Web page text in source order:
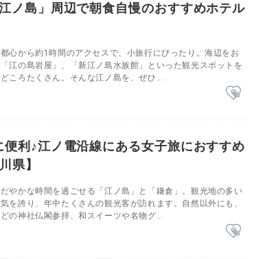
ノ島」周辺で朝食自慢のおすすめホテル
心から約1時間のアクセスで、小旅行にぴったり。海辺をお
江の島岩屋」、「新江ノ島水族館」といった観光スポットを
ころたくさん。そんな江ノ島を、ぜひ...
利♪江ノ電沿線にある女子旅におすすめ
県】
やかな時間を過ごせる「江ノ島」と「鎌倉」。観光地の多い
を誇り、年中たくさんの観光客が訪れます。自然以外にも、
の神社仏閣参拝、和スイーツや名物グ...